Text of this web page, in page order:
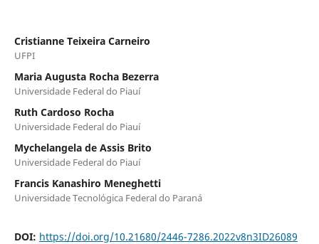
Cristianne Teixeira Carneiro
UFPI
Maria Augusta Rocha Bezerra
Universidade Federal do Piauí
Ruth Cardoso Rocha
Universidade Federal do Piauí
Mychelangela de Assis Brito
Universidade Federal do Piauí
Francis Kanashiro Meneghetti
Universidade Tecnológica Federal do Paraná
DOI: https://doi.org/10.21680/2446-7286.2022v8n3ID26089